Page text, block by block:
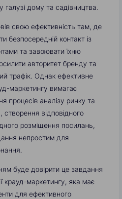
у галузі дому та садівництва.
свою ефективність там, де
безпосередній контакт із
та завоювати їхню
авторитет бренду та
трафік. Однак ефективне
маркетингу вимагає
процесів аналізу ринку та
створення відповідного
розміщення посилань,
непростим для
буде довірити це завдання
крауд-маркетингу, яка має
для ефективного